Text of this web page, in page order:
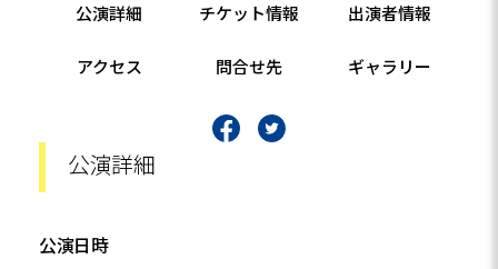
公演詳細
公演日時
公演詳細 チケット情報 出演者情報
アクセス 問合せ先 ギャラリー